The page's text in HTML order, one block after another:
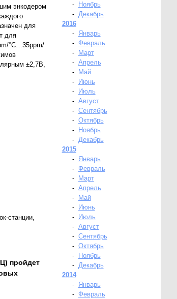
энкодером
для
для
°C…35ppm/
±2,7В,
станции,
пройдет
-
Ноябрь
- Декабрь
2016
-
Январь
- Февраль
-
Март
- Апрель
-
Май
-
Июнь
-
Июль
- Август
- Сентябрь
- Октябрь
-
Ноябрь
- Декабрь
2015
-
Январь
- Февраль
-
Март
- Апрель
-
Май
-
Июнь
-
Июль
- Август
- Сентябрь
- Октябрь
-
Ноябрь
- Декабрь
2014
-
Январь
- Февраль